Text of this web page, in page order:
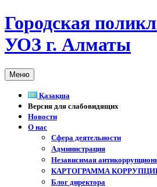
Перейти
к
содержимому
Городская
УОЗ г. Алматы
Меню
Қазақша
Версия для слабовидящих
Новости
О нас
Сфера деятельности
Администрация
Независимая
КАРТОГРАММА
Блог директора